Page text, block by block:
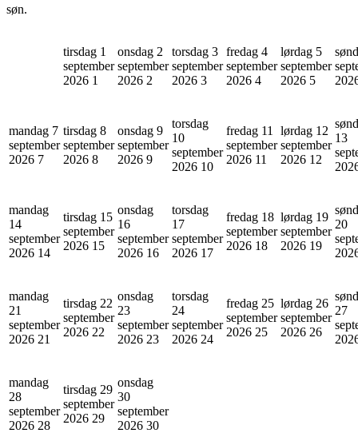
søn.
tirsdag 1
september
2026 1
onsdag 2
september
2026 2
torsdag 3
september
2026 3
fredag 4
september
2026 4
lørdag 5
september
2026 5
mandag 7
september
2026 7
tirsdag 8
september
2026 8
onsdag 9
september
2026 9
torsdag
10
september
2026 10
fredag 11
september
2026 11
lørdag 12
september
2026 12
13
mandag
14
september
2026 14
tirsdag 15
september
2026 15
onsdag
16
september
2026 16
torsdag
17
september
2026 17
fredag 18
september
2026 18
lørdag 19
september
2026 19
20
mandag
21
september
2026 21
tirsdag 22
september
2026 22
onsdag
23
september
2026 23
torsdag
24
september
2026 24
fredag 25
september
2026 25
lørdag 26
september
2026 26
27
mandag
28
september
2026 28
tirsdag 29
september
2026 29
onsdag
30
september
2026 30